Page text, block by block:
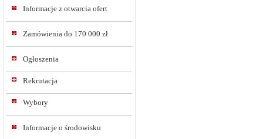
Informacje z otwarcia ofert
Zamówienia do 170 000 zł
Ogłoszenia
Rekrutacja
Wybory
Informacje o środowisku